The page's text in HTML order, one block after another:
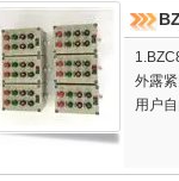
外露
用户